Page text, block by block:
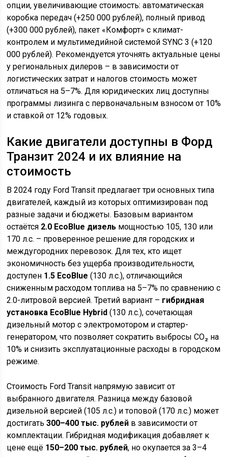
опции, увеличивающие стоимость: автоматическая
коробка передач (+250 000 рублей), полный привод
(+300 000 рублей), пакет «Комфорт» с климат-
контролем и мультимедийной системой SYNC 3 (+120
000 рублей). Рекомендуется уточнять актуальные цены
у региональных дилеров – в зависимости от
логистических затрат и налогов стоимость может
отличаться на 5–7%. Для юридических лиц доступны
программы лизинга с первоначальным взносом от 10%
и ставкой от 12% годовых.
Какие двигатели доступны в Форд
Транзит 2024 и их влияние на
стоимость
В 2024 году Ford Transit предлагает три основных типа
двигателей, каждый из которых оптимизирован под
разные задачи и бюджеты. Базовым вариантом
остаётся 2.0 EcoBlue дизель мощностью 105, 130 или
170 л.с. – проверенное решение для городских и
междугородних перевозок. Для тех, кто ищет
экономичность без ущерба производительности,
доступен 1.5 EcoBlue (130 л.с.), отличающийся
сниженным расходом топлива на 5–7% по сравнению с
2.0-литровой версией. Третий вариант – гибридная
установка EcoBlue Hybrid (130 л.с.), сочетающая
дизельный мотор с электромотором и стартер-
генератором, что позволяет сократить выбросы CO₂ на
10% и снизить эксплуатационные расходы в городском
режиме.
Стоимость Ford Transit напрямую зависит от
выбранного двигателя. Разница между базовой
дизельной версией (105 л.с.) и топовой (170 л.с.) может
достигать300–400 тыс. рублей в зависимости от
комплектации. Гибридная модификация добавляет к
цене ещё 150–200 тыс. рублей, но окупается за 3–4